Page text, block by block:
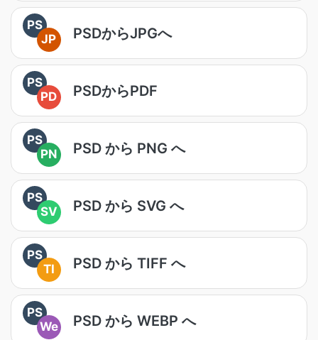
PS
JP
PSDからJPGへ
PS
PD
PSDからPDF
PS
PN
PSD から PNG へ
PS
SV
PSD から SVG へ
PS
TI
PSD から TIFF へ
PS
We
PSD から WEBP へ